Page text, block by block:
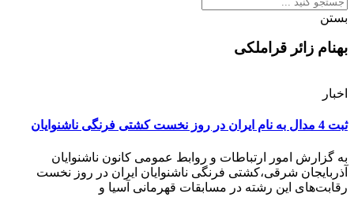
بستن
بهنام زائر قراملکی
اخبار
ثبت 4 مدال به نام ایران در روز نخست کشتی فرنگی ناشنوایان
به گزارش امور ارتباطات و روابط عمومی کانون ناشنوایان
آذربایجان شرقی،کشتی فرنگی ناشنوایان ایران در روز نخست
رقابت‌های این رشته در مسابقات قهرمانی آسیا و